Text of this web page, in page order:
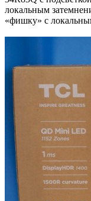
локальным
«фишку» с